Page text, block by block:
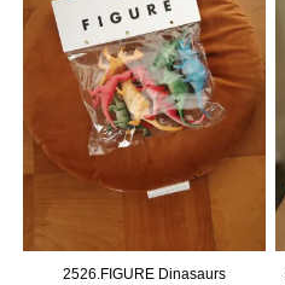
2526.FIGURE Dinasaurs